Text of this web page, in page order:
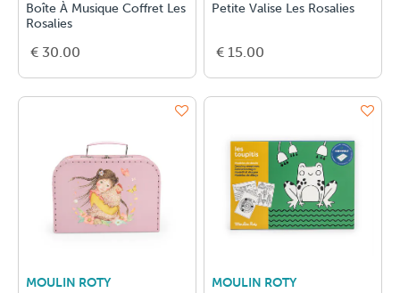
Boîte À Musique Coffret Les
Rosalies
€ 30.00
Petite Valise Les Rosalies
€ 15.00
MOULIN ROTY
MOULIN ROTY